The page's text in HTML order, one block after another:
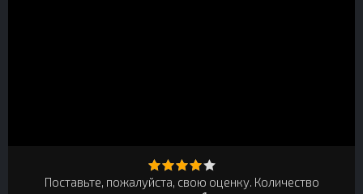
Поставьте, пожалуйста, свою оценку. Количество